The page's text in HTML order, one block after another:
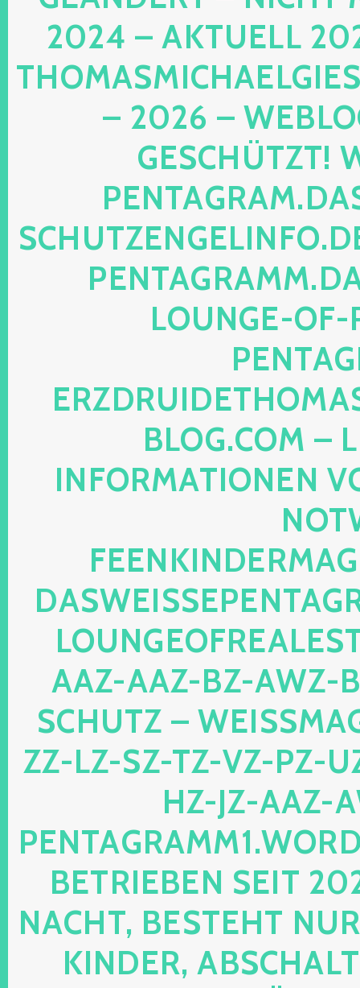
024 – AKTUELL
2026 – WEBLOG
SCHÜTZT!
NTAGRAM.DAS-
HUTZENGELINFO.DE,
UNGE-OF-
OG.COM –
FORMATIONEN
Z-AAZ-BZ-AWZ-BZ-
HUTZ –
LZ-SZ-TZ-VZ-PZ-UZ-
JZ-AAZ-
RIEBEN SEIT 2024
HT, BESTEHT NUR
DER,